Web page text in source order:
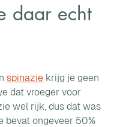
daar echt
spinazie krijg je geen
dat vroeger voor
wel rijk, dus dat was
bevat ongeveer 50%